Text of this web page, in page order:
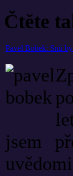
Čtěte
Pavel Bobek: Snů
jsem